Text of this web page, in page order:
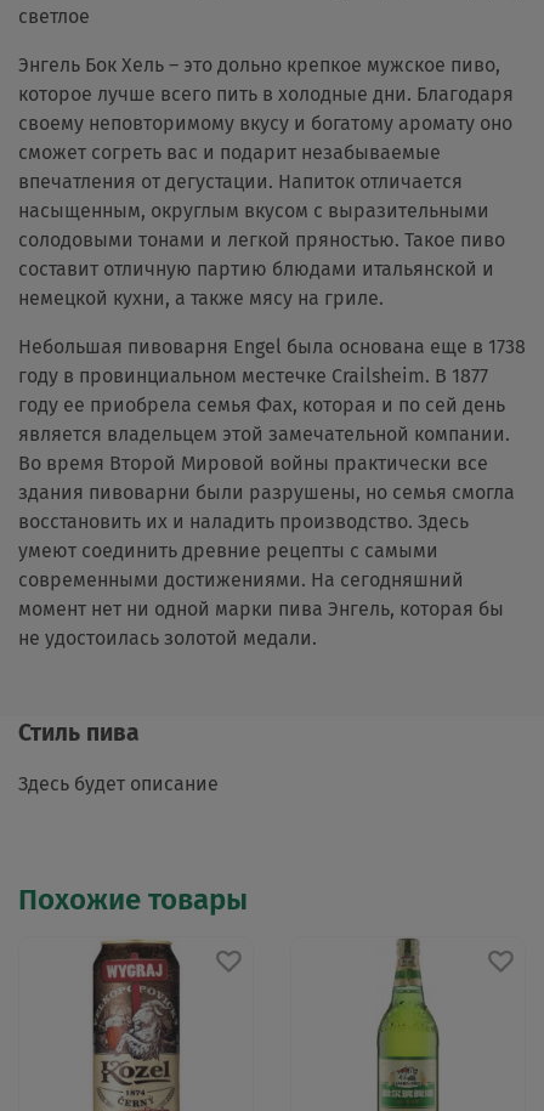
светлое
Энгель Бок Хель – это дольно крепкое мужское пиво,
которое лучше всего пить в холодные дни. Благодаря
своему неповторимому вкусу и богатому аромату оно
сможет согреть вас и подарит незабываемые
впечатления от дегустации. Напиток отличается
насыщенным, округлым вкусом с выразительными
солодовыми тонами и легкой пряностью. Такое пиво
составит отличную партию блюдами итальянской и
немецкой кухни, а также мясу на гриле.
Небольшая пивоварня Engel была основана еще в 1738
году в провинциальном местечке Crailsheim. В 1877
году ее приобрела семья Фах, которая и по сей день
является владельцем этой замечательной компании.
Во время Второй Мировой войны практически все
здания пивоварни были разрушены, но семья смогла
восстановить их и наладить производство. Здесь
умеют соединить древние рецепты с самыми
современными достижениями. На сегодняшний
момент нет ни одной марки пива Энгель, которая бы
не удостоилась золотой медали.
Стиль пива
Здесь будет описание
Похожие товары